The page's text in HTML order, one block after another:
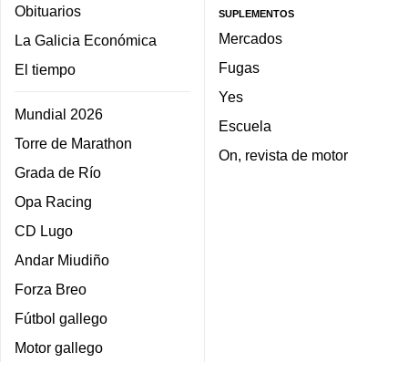
Obituarios
La Galicia Económica
El tiempo
Mundial 2026
Torre de Marathon
Grada de Río
Opa Racing
CD Lugo
Andar Miudiño
Forza Breo
Fútbol gallego
Motor gallego
SUPLEMENTOS
Mercados
Fugas
Yes
Escuela
On, revista de motor